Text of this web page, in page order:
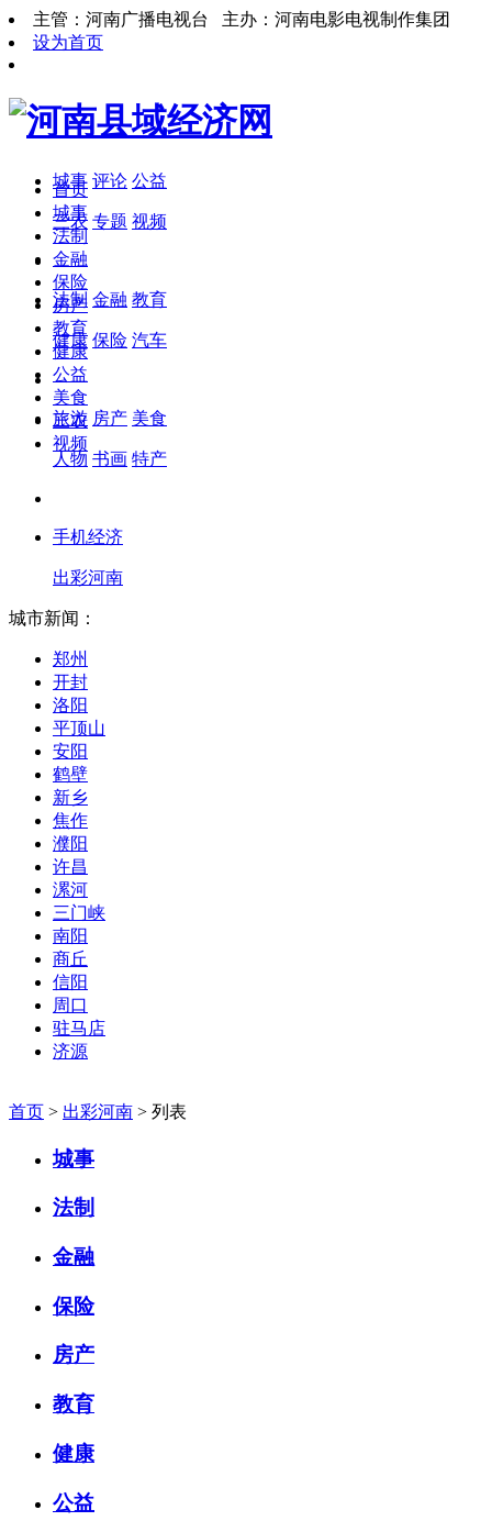
主管：河南广播电视台 主办：河南电影电视制作集团
设为首页
城事 评论 公益
三农 专题 视频
法制 金融 教育
健康 保险 汽车
旅游 房产 美食
人物 书画 特产
手机经济
出彩河南
首页
城事
法制
金融
保险
房产
教育
健康
公益
美食
三农
视频
城市新闻：
郑州
开封
洛阳
平顶山
安阳
鹤壁
新乡
焦作
濮阳
许昌
漯河
三门峡
南阳
商丘
信阳
周口
驻马店
济源
首页 > 出彩河南 > 列表
城事
法制
金融
保险
房产
教育
健康
公益